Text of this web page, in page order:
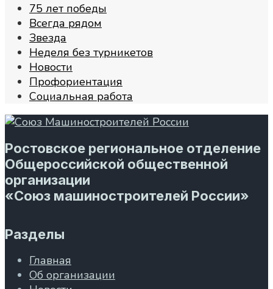
75 лет победы
Всегда рядом
Звезда
Неделя без турникетов
Новости
Профориентация
Социальная работа
Ростовское региональное отделение
Общероссийской общественной
организации
«Союз машиностроителей России»
Разделы
Главная
Об организации